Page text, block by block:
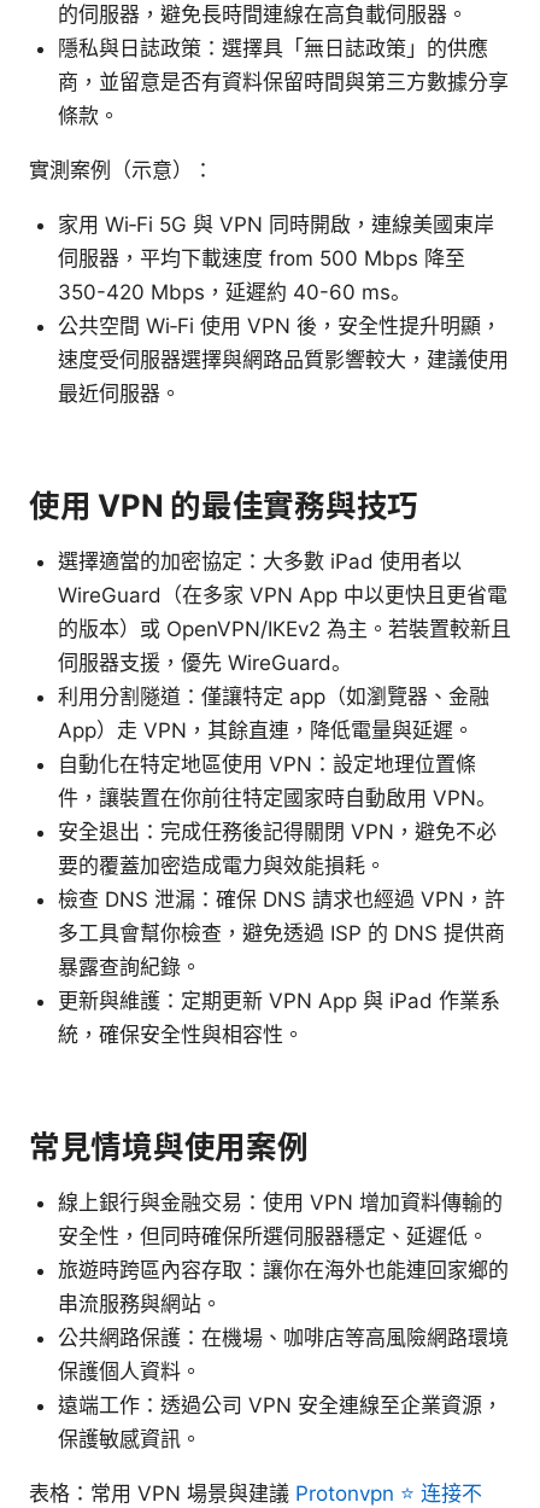
的伺服器，避免長時間連線在高負載伺服器。
隱私與日誌政策：選擇具「無日誌政策」的供應
商，並留意是否有資料保留時間與第三方數據分享
條款。
實測案例（示意）：
家用 Wi‑Fi 5G 與 VPN 同時開啟，連線美國東岸
伺服器，平均下載速度 from 500 Mbps 降至
350-420 Mbps，延遲約 40-60 ms。
公共空間 Wi‑Fi 使用 VPN 後，安全性提升明顯，
速度受伺服器選擇與網路品質影響較大，建議使用
最近伺服器。
使用 VPN 的最佳實務與技巧
選擇適當的加密協定：大多數 iPad 使用者以
WireGuard（在多家 VPN App 中以更快且更省電
的版本）或 OpenVPN/IKEv2 為主。若裝置較新且
伺服器支援，優先 WireGuard。
利用分割隧道：僅讓特定 app（如瀏覽器、金融
App）走 VPN，其餘直連，降低電量與延遲。
自動化在特定地區使用 VPN：設定地理位置條
件，讓裝置在你前往特定國家時自動啟用 VPN。
安全退出：完成任務後記得關閉 VPN，避免不必
要的覆蓋加密造成電力與效能損耗。
檢查 DNS 泄漏：確保 DNS 請求也經過 VPN，許
多工具會幫你檢查，避免透過 ISP 的 DNS 提供商
暴露查詢紀錄。
更新與維護：定期更新 VPN App 與 iPad 作業系
統，確保安全性與相容性。
常見情境與使用案例
線上銀行與金融交易：使用 VPN 增加資料傳輸的
安全性，但同時確保所選伺服器穩定、延遲低。
旅遊時跨區內容存取：讓你在海外也能連回家鄉的
串流服務與網站。
公共網路保護：在機場、咖啡店等高風險網路環境
保護個人資料。
遠端工作：透過公司 VPN 安全連線至企業資源，
保護敏感資訊。
表格：常用 VPN 場景與建議 Protonvpn ⭐ 连接不